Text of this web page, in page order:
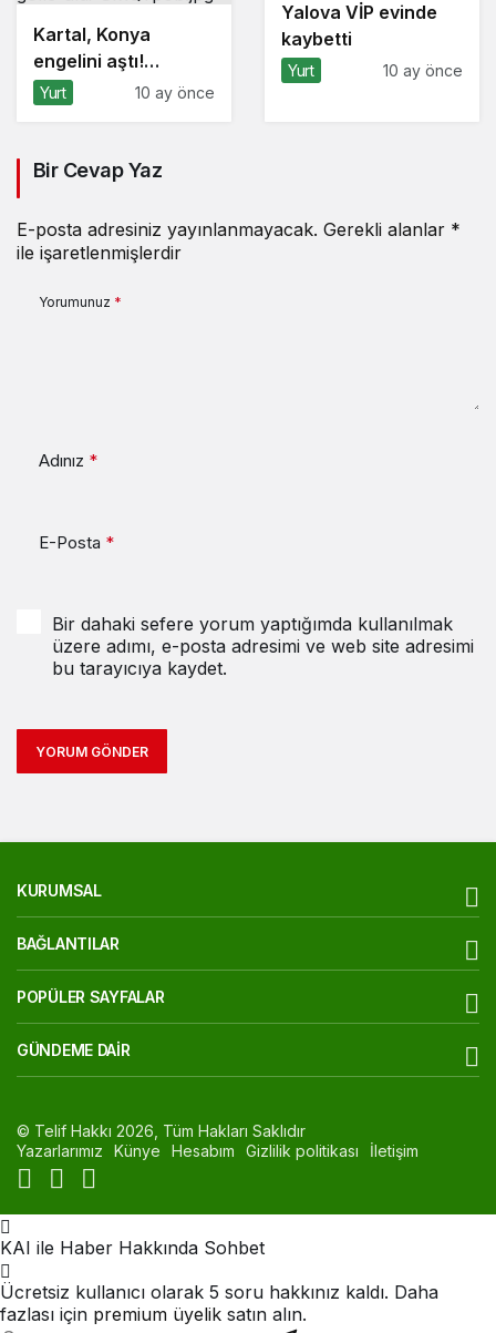
Kartal, Konya
engelini aştı!
Beşiktaş 3 puanı 2
Yurt 10 ay önce
Yalova VİP evinde
kaybetti
Yurt 10 ay önce
Bir Cevap Yaz
E-posta adresiniz yayınlanmayacak. Gerekli alanlar *
ile işaretlenmişlerdir
Yorumunuz *
Adınız *
E-Posta *
Bir dahaki sefere yorum yaptığımda kullanılmak
üzere adımı, e-posta adresimi ve web site adresimi
bu tarayıcıya kaydet.
YORUM GÖNDER
KURUMSAL
BAĞLANTILAR
POPÜLER SAYFALAR
GÜNDEME DAIR
© Telif Hakkı 2026, Tüm Hakları Saklıdır
Yazarlarımız
Künye Hesabım Gizlilik politikası İletişim
KAI ile Haber Hakkında Sohbet
Ücretsiz kullanıcı olarak 5 soru hakkınız kaldı. Daha
fazlası için premium üyelik satın alın.